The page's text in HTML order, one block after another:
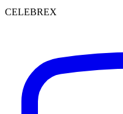
CELEBREX